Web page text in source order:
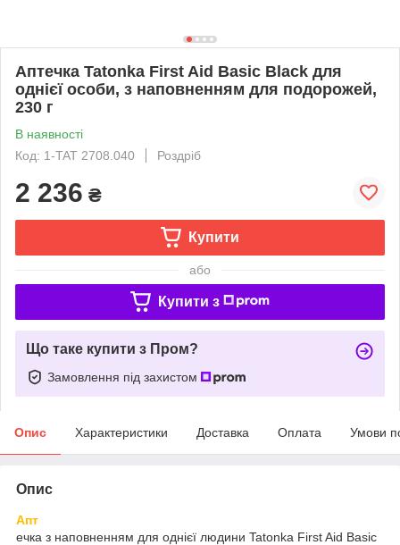
Аптечка Tatonka First Aid Basic Black для
однієї особи, з наповненням для подорожей,
230 г
В наявності
Код: 1-TAT 2708.040
Роздріб
2 236 ₴
Купити
або
Купити з
Що таке купити з Пром?
Замовлення під захистом
Опис Характеристики Доставка Оплата Умови
Опис
Апт
ечка з наповненням для однієї людини Tatonka First Aid Basic